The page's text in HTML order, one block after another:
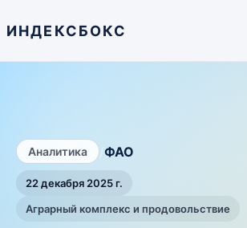
ИНДЕКСБОКС
Аналитика ФАО
22 декабря 2025 г.
Аграрный комплекс и продовольствие